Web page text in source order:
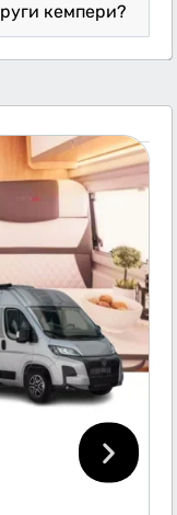
кемпери?